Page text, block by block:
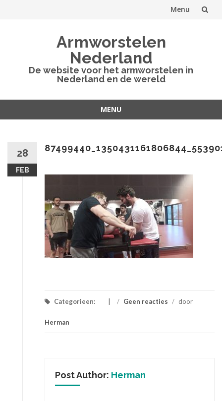
Menu
Armworstelen
Nederland
De website voor het armworstelen in
Nederland en de wereld
MENU
28
FEB
Categorieen: / Geen reacties / door
Herman
Post Author: Herman